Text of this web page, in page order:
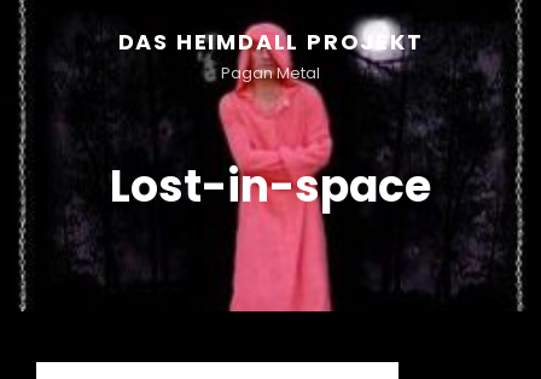
DAS HEIMDALL PROJEKT
Pagan Metal
Lost-in-space